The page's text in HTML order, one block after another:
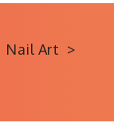
Nail Art